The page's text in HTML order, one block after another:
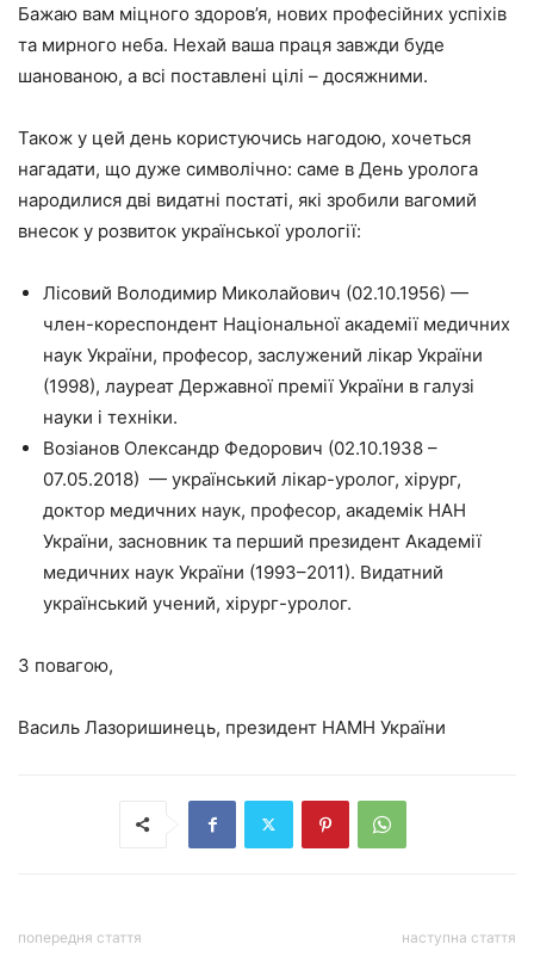
Бажаю вам міцного здоров’я, нових професійних успіхів
та мирного неба. Нехай ваша праця завжди буде
шанованою, а всі поставлені цілі – досяжними.
Також у цей день користуючись нагодою, хочеться
нагадати, що дуже символічно: саме в День уролога
народилися дві видатні постаті, які зробили вагомий
внесок у розвиток української урології:
Лісовий Володимир Миколайович (02.10.1956) —
член-кореспондент Національної академії медичних
наук України, професор, заслужений лікар України
(1998), лауреат Державної премії України в галузі
науки і техніки.
Возіанов Олександр Федорович (02.10.1938 –
07.05.2018) — український лікар-уролог, хірург,
доктор медичних наук, професор, академік НАН
України, засновник та перший президент Академії
медичних наук України (1993–2011). Видатний
український учений, хірург-уролог.
З повагою,
Василь Лазоришинець, президент НАМН України
попередня стаття наступна стаття